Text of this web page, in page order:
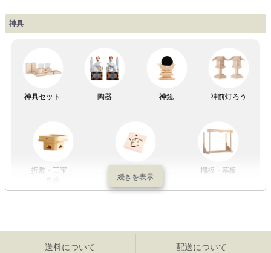
神具
神具セット 陶器 神鏡 神前灯ろう
折敷・三宝・
棚板・幕板
送料について 配送について